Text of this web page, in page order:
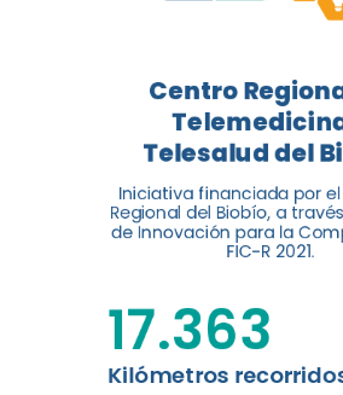
BIOBÍO
El Centro Regional
Telemedicina y
Biobío presenta el
tres años
digital a los
Leer más
Centro
Telesalud del
Iniciativa financiada por
Regional del Biobío, a
de Innovación para la
FIC-R 2021.
Kilómetros
17.363